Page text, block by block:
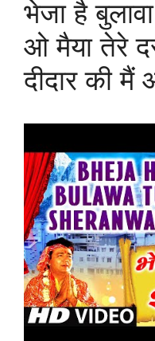
भेजा है
ओ मैया तेरे
दीदार की